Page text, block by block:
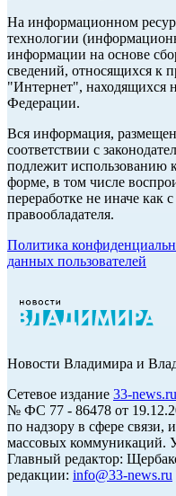
На информационном
технологии
информации на основе
сведений, относящихся к
"Интернет", находящихся
Федерации.
Вся информация,
соответствии с
подлежит использованию
форме, в том числе
переработке не иначе как
правообладателя.
Политика
данных пользователей
Новости Владимира и
Cетевое издание 33-news.ru
№ ФС 77 - 86478 от
по надзору в сфере
массовых коммуникаций.
Главный редактор:
редакции: info@33-news.ru